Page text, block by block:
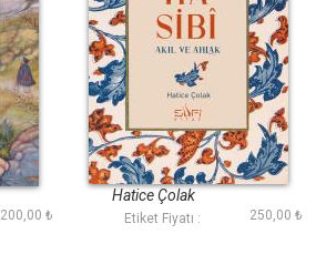
200,00 ₺
Muhasibi
Hatice Çolak
Etiket Fiyatı : 250,00 ₺